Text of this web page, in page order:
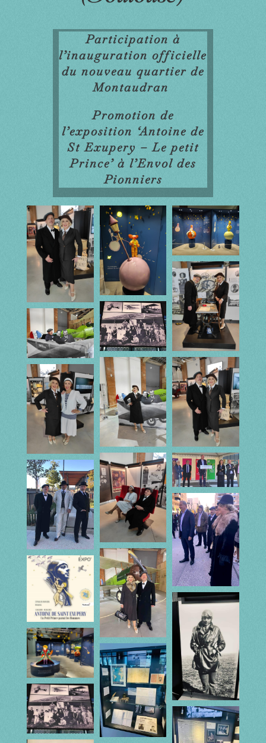
Participation à
l’inauguration officielle
du nouveau quartier de
Montaudran
Promotion de
l’exposition ‘Antoine de
St Exupery – Le petit
Prince’ à l’Envol des
Pionniers